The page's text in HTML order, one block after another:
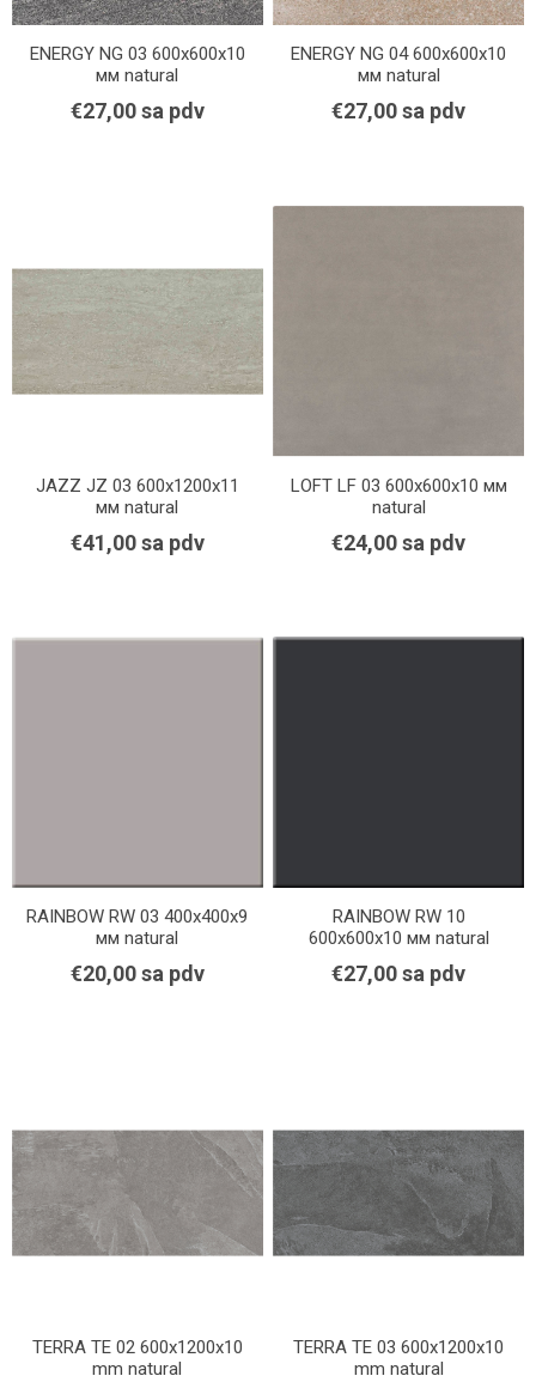
ENERGY NG 03 600x600x10
мм natural
€27,00 sa pdv
ENERGY NG 04 600x600x10
мм natural
€27,00 sa pdv
JAZZ JZ 03 600x1200x11
мм natural
€41,00 sa pdv
LOFT LF 03 600x600x10 мм
natural
€24,00 sa pdv
RAINBOW RW 03 400x400x9
мм natural
€20,00 sa pdv
RAINBOW RW 10
600x600x10 мм natural
€27,00 sa pdv
TERRA TE 02 600x1200x10
mm natural
TERRA TE 03 600x1200x10
mm natural